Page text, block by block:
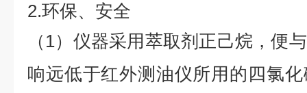
2.环保、安全
（1）仪器采用萃取剂正己烷，便
响远低于红外测油仪所用的四氯